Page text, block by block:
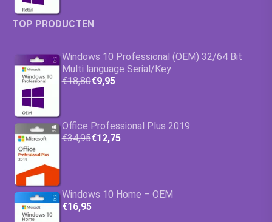
TOP PRODUCTEN
Windows 10 Professional (OEM) 32/64 Bit
Multi language Serial/Key
€18,80€9,95
Office Professional Plus 2019
€34,95€12,75
Windows 10 Home – OEM
€16,95